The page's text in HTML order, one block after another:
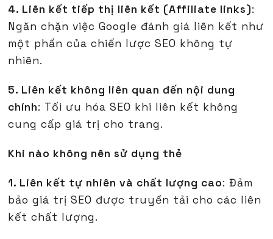
4. Liên kết tiếp thị liên kết (Affiliate links):
Ngăn chặn việc Google đánh giá liên kết như
một phần của chiến lược SEO không tự
nhiên.
5. Liên kết không liên quan đến nội dung
chính: Tối ưu hóa SEO khi liên kết không
cung cấp giá trị cho trang.
Khi nào không nên sử dụng thẻ
1. Liên kết tự nhiên và chất lượng cao: Đảm
bảo giá trị SEO được truyền tải cho các liên
kết chất lượng.